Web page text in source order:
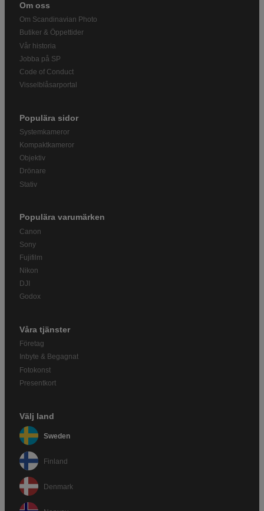
Om oss
Om Scandinavian Photo
Butiker & Öppettider
Vår historia
Jobba på SP
Code of Conduct
Visselblåsarportal
Populära sidor
Systemkameror
Kompaktkameror
Objektiv
Drönare
Stativ
Populära varumärken
Canon
Sony
Fujifilm
Nikon
DJI
Godox
Våra tjänster
Företag
Inbyte & Begagnat
Fotokonst
Presentkort
Välj land
Sweden
Finland
Denmark